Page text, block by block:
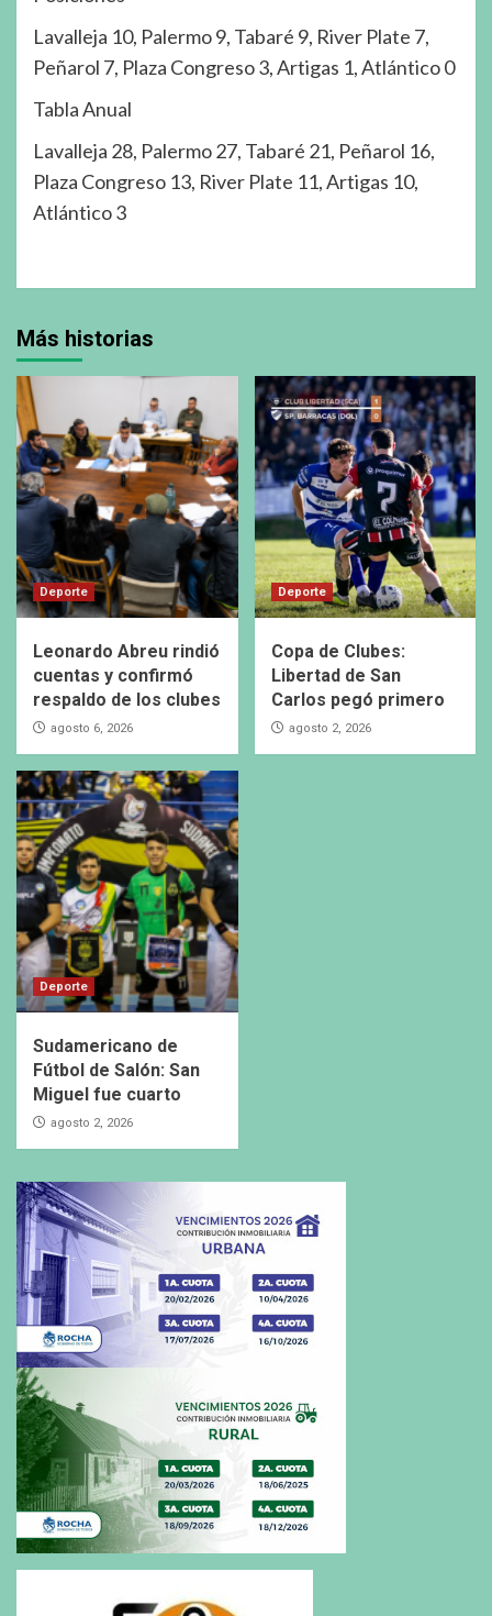
Lavalleja 10, Palermo 9, Tabaré 9, River Plate 7,
Peñarol 7, Plaza Congreso 3, Artigas 1, Atlántico 0
Tabla Anual
Lavalleja 28, Palermo 27, Tabaré 21, Peñarol 16,
Plaza Congreso 13, River Plate 11, Artigas 10,
Atlántico 3
Más historias
Deporte
Leonardo Abreu rindió
cuentas y confirmó
respaldo de los clubes
agosto 6, 2026
Deporte
Copa de Clubes:
Libertad de San
Carlos pegó primero
agosto 2, 2026
Deporte
Sudamericano de
Fútbol de Salón: San
Miguel fue cuarto
agosto 2, 2026